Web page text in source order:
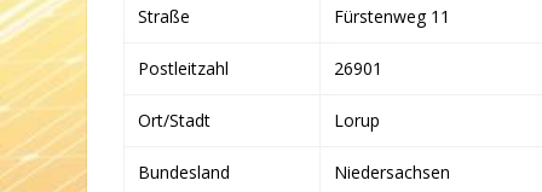
Straße Fürstenweg 11
Postleitzahl 26901
Ort/Stadt Lorup
Bundesland Niedersachsen